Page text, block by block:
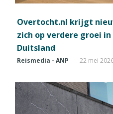
Overtocht.nl krijgt
zich op verdere groei
Duitsland
Reismedia - ANP 22 mei